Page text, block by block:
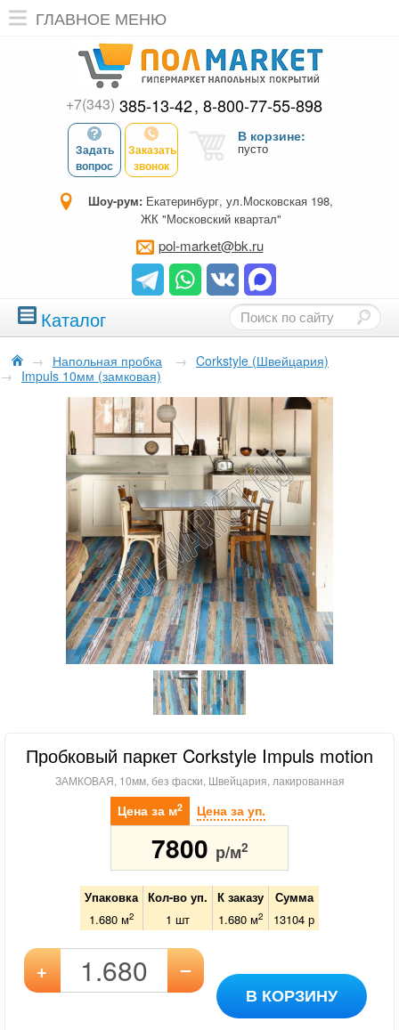
ГЛАВНОЕ МЕНЮ
+7(343) 385-13-42 8-800-77-55-898
Задать
вопрос
Заказать
звонок
В корзине:
пусто
Шоу-рум: Екатеринбург, ул.Московская 198,
ЖК "Московский квартал"
pol-market@bk.ru
Каталог
→ Напольная пробка → Corkstyle (Швейцария)
→ Impuls 10мм (замковая)
Пробковый паркет Corkstyle Impuls motion
ЗАМКОВАЯ, 10мм, без фаски, Швейцария, лакированная
Цена за м2 Цена за уп.
7800 р/м2
Упаковка Кол-во уп. К заказу
Сумма
1.680 м2 1 шт 1.680 м2 13104 р
+ –
В КОРЗИНУ